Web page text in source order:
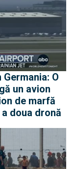
O
un avion
de marfă
doua dronă